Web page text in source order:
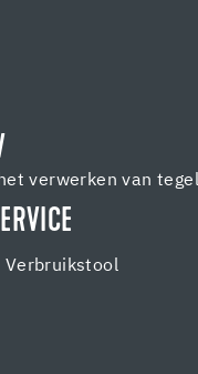
verwerken van
Verbruikstool